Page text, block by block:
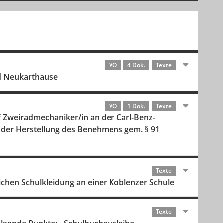
VO 4 Dok. Texte
Neukarthause
VO 1 Dok. Texte
in an der Carl-Benz-
Herstellung des Benehmens gem. § 91
Texte
Schulkleidung an einer Koblenzer Schule
Texte